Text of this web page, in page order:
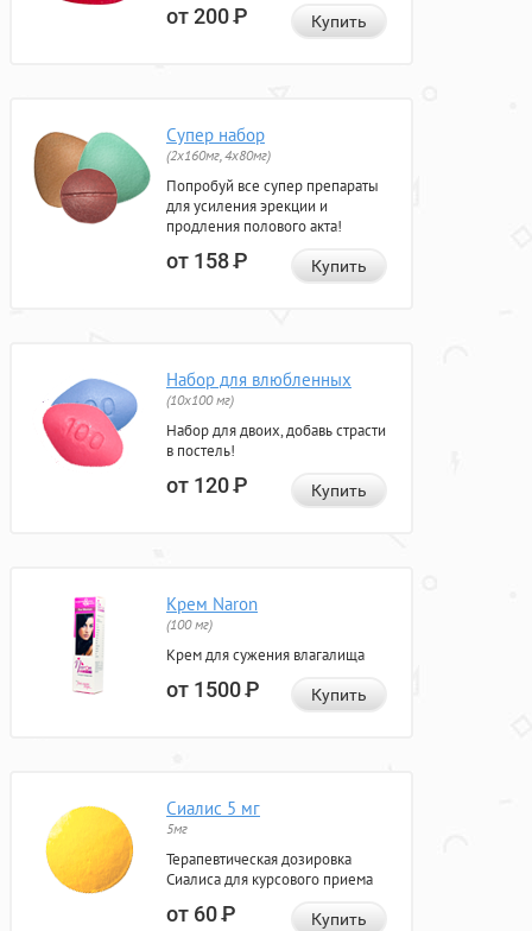
от 200Р Купить
Супер набор
(2х160мг, 4х80мг)
Попробуй все супер препараты
для усиления эрекции и
продления полового акта!
от 158Р Купить
Набор для влюбленных
(10х100 мг)
Набор для двоих, добавь страсти
в постель!
от 120Р Купить
Крем Naron
(100 мг)
Крем для сужения влагалища
от 1500Р Купить
Сиалис 5 мг
5мг
Терапевтическая дозировка
Сиалиса для курсового приема
от 60Р Купить